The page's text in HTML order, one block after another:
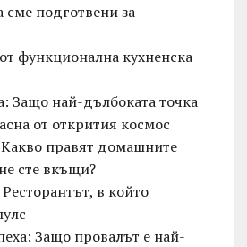
подготвени за
функционална кухненска
Защо най-дълбоката точка
от открития космос
правят домашните
сте вкъщи?
в който
Защо провалът е най-